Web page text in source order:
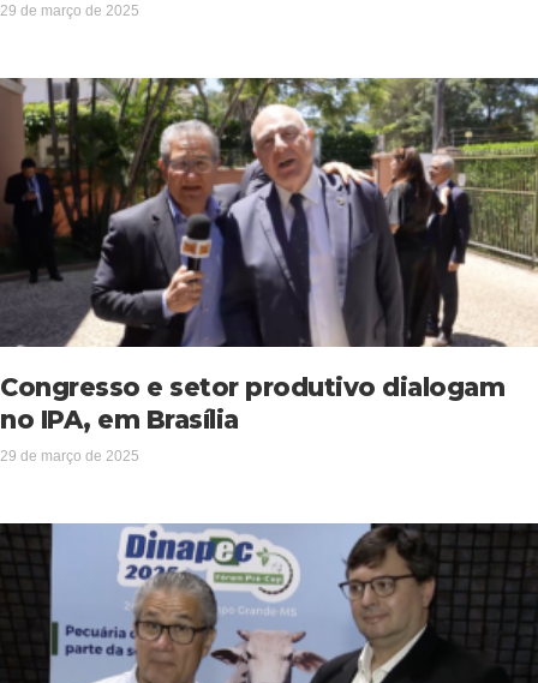
29 de março de 2025
Congresso e setor produtivo dialogam
no IPA, em Brasília
29 de março de 2025